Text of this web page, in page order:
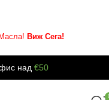
Виж Сега!
над €50